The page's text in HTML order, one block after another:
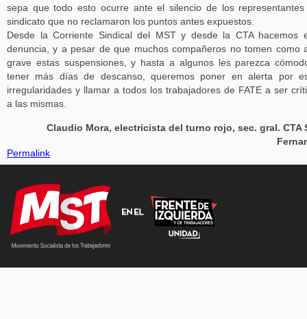
sepa que todo esto ocurre ante el silencio de los representantes
sindicato que no reclamaron los puntos antes expuestos.
Desde la Corriente Sindical del MST y desde la CTA hacemos
denuncia, y a pesar de que muchos compañeros no tomen como
grave estas suspensiones, y hasta a algunos les parezca
tener más días de descanso, queremos poner en alerta por
irregularidades y llamar a todos los trabajadores de FATE a ser
a las mismas.
Claudio Mora, electricista del turno rojo, sec. gral. CTA
Permalink